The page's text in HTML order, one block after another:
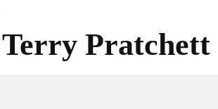
Pratchett